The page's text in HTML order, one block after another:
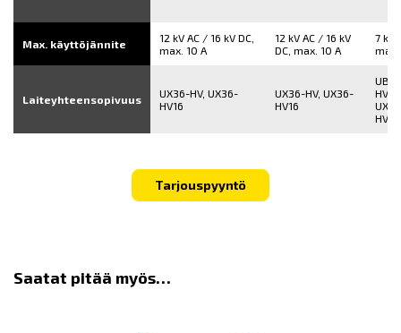
Max. käyttöjännite
12 kV AC / 16 kV DC,
max. 10 A
12 kV AC / 16 kV
DC, max. 10 A
7 kV
max.
Laiteyhteensopivuus
UX36-HV, UX36-
HV16
UX36-HV, UX36-
HV16
HV,
HV8,
Tarjouspyyntö
Saatat pitää myös…